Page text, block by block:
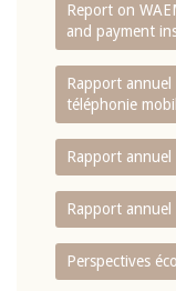
Report on
and payment
Rapport annuel
téléphonie
Rapport annuel
Rapport annuel
Perspectives